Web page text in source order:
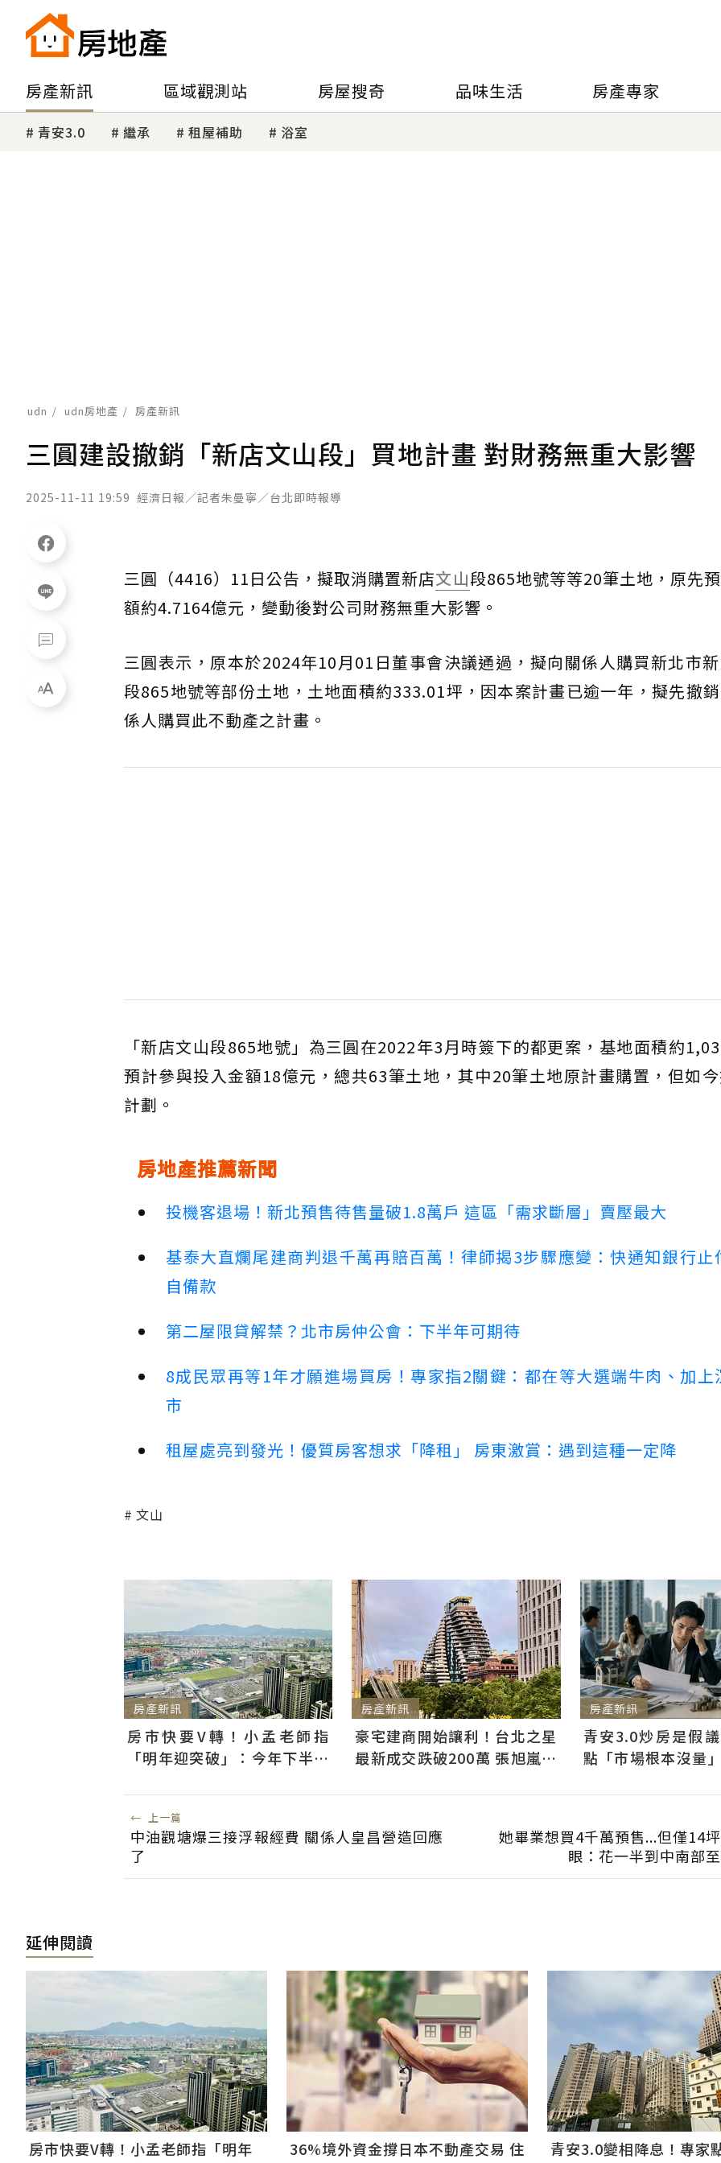
房產新訊 區域觀測站 房屋搜奇 品味生活 房產專家
青安3.0 繼承 租屋補助 浴室
udn udn房地產 房產新訊
三圓建設撤銷「新店文山段」買地計畫 對財務無重大影響
2025-11-11 19:59 經濟日報／記者朱曼寧／台北即時報導
三圓（4416）11日公告，擬取消購置新店文山段865地號等等20筆土地，原先
額約4.7164億元，變動後對公司財務無重大影響。
三圓表示，原本於2024年10月01日董事會決議通過，擬向關係人購買新北市
段865地號等部份土地，土地面積約333.01坪，因本案計畫已逾一年，擬先撤
係人購買此不動產之計畫。
「新店文山段865地號」為三圓在2022年3月時簽下的都更案，基地面積約
預計參與投入金額18億元，總共63筆土地，其中20筆土地原計畫購置，但如
計劃。
房地產推薦新聞
投機客退場！新北預售待售量破1.8萬戶 這區「需求斷層」賣壓最大
基泰大直爛尾建商判退千萬再賠百萬！律師揭3步驟應變：快通知銀行止
自備款
第二屋限貸解禁？北市房仲公會：下半年可期待
8成民眾再等1年才願進場買房！專家指2關鍵：都在等大選端牛肉、加上
市
租屋處亮到發光！優質房客想求「降租」 房東激賞：遇到這種一定降
文山
房產新訊
房市快要V轉！小孟老師指
「明年迎突破」：今年下半年
房產新訊
豪宅建商開始讓利！台北之星
最新成交跌破200萬 張旭嵐：
房產新訊
青安3.0炒房是假
點「市場根本沒量
← 上一篇
中油觀塘爆三接浮報經費 關係人皇昌營造回應
了
她畢業想買4千萬預售...但僅14
眼：花一半到中南部
延伸閱讀
房市快要V轉！小孟老師指「明年
36%境外資金撐日本不動產交易 住
青安3.0變相降息！專家